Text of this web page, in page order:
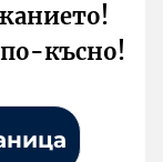
късно!